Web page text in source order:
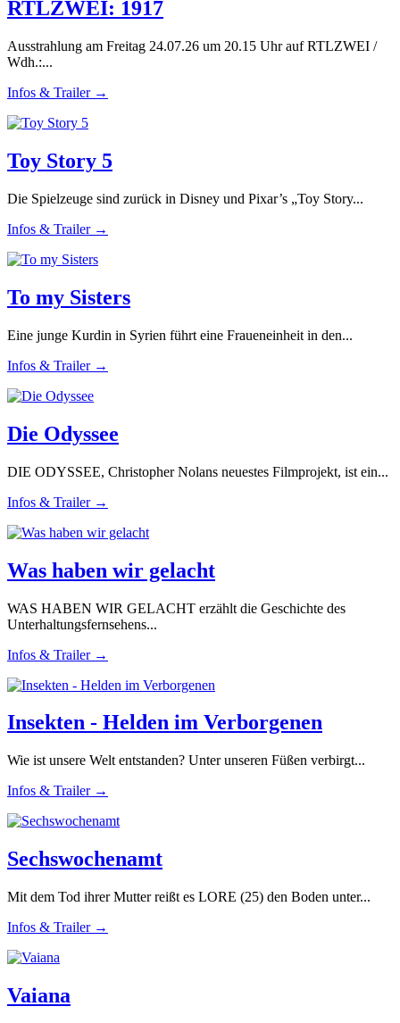
RTLZWEI: 1917
Ausstrahlung am Freitag 24.07.26 um 20.15 Uhr auf RTLZWEI /
Wdh.:...
Infos & Trailer →
Toy Story 5
Die Spielzeuge sind zurück in Disney und Pixar’s „Toy Story...
Infos & Trailer →
To my Sisters
Eine junge Kurdin in Syrien führt eine Fraueneinheit in den...
Infos & Trailer →
Die Odyssee
DIE ODYSSEE, Christopher Nolans neuestes Filmprojekt, ist ein...
Infos & Trailer →
Was haben wir gelacht
WAS HABEN WIR GELACHT erzählt die Geschichte des
Unterhaltungsfernsehens...
Infos & Trailer →
Insekten - Helden im Verborgenen
Wie ist unsere Welt entstanden? Unter unseren Füßen verbirgt...
Infos & Trailer →
Sechswochenamt
Mit dem Tod ihrer Mutter reißt es LORE (25) den Boden unter...
Infos & Trailer →
Vaiana